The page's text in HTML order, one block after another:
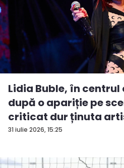
31 iulie 2026, 15:25
Lidia Buble, în
după o apariție pe
criticat dur ținuta